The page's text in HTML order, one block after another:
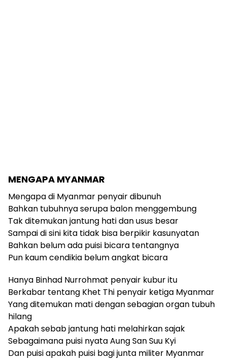
MENGAPA MYANMAR
Mengapa di Myanmar penyair dibunuh
Bahkan tubuhnya serupa balon menggembung
Tak ditemukan jantung hati dan usus besar
Sampai di sini kita tidak bisa berpikir kasunyatan
Bahkan belum ada puisi bicara tentangnya
Pun kaum cendikia belum angkat bicara
Hanya Binhad Nurrohmat penyair kubur itu
Berkabar tentang Khet Thi penyair ketiga Myanmar
Yang ditemukan mati dengan sebagian organ tubuh
hilang
Apakah sebab jantung hati melahirkan sajak
Sebagaimana puisi nyata Aung San Suu Kyi
Dan puisi apakah puisi bagi junta militer Myanmar